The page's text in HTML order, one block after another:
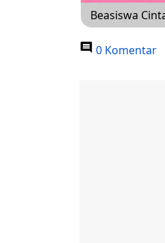
Beasiswa
0 Komentar